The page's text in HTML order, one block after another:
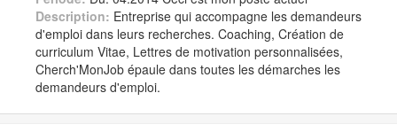
Description: Entreprise qui accompagne les demandeurs
d'emploi dans leurs recherches. Coaching, Création de
curriculum Vitae, Lettres de motivation personnalisées,
Cherch'MonJob épaule dans toutes les démarches les
demandeurs d'emploi.